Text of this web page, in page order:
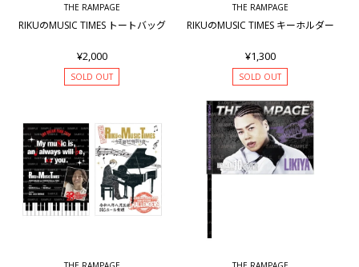
THE RAMPAGE
RIKUのMUSIC TIMES トートバッグ
¥2,000
SOLD OUT
THE RAMPAGE
RIKUのMUSIC TIMES キーホルダー
¥1,300
SOLD OUT